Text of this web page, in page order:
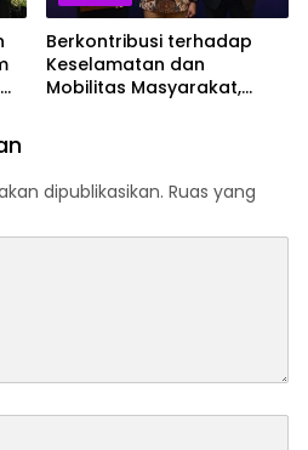
Berkontribusi terhadap
Keselamatan dan
Mobilitas Masyarakat,
Awards 2026
dipublikasikan. Ruas yang